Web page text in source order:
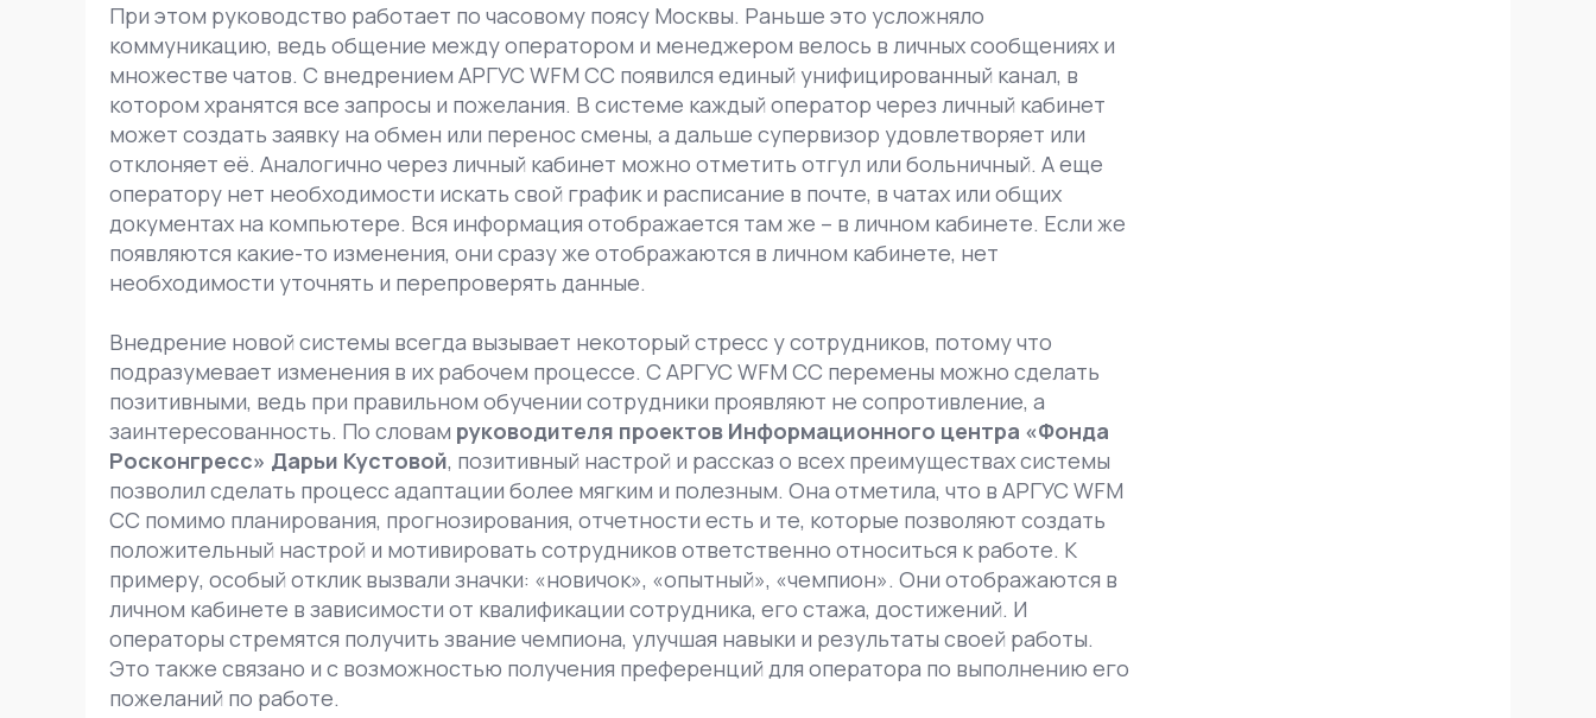
При этом руководство работает по часовому поясу Москвы. Раньше это усложняло
коммуникацию, ведь общение между оператором и менеджером велось в личных сообщениях и
множестве чатов. С внедрением АРГУС WFM CC появился единый унифицированный канал, в
котором хранятся все запросы и пожелания. В системе каждый оператор через личный кабинет
может создать заявку на обмен или перенос смены, а дальше супервизор удовлетворяет или
отклоняет её. Аналогично через личный кабинет можно отметить отгул или больничный. А еще
оператору нет необходимости искать свой график и расписание в почте, в чатах или общих
документах на компьютере. Вся информация отображается там же – в личном кабинете. Если же
появляются какие-то изменения, они сразу же отображаются в личном кабинете, нет
необходимости уточнять и перепроверять данные.
Внедрение новой системы всегда вызывает некоторый стресс у сотрудников, потому что
подразумевает изменения в их рабочем процессе. С АРГУС WFM CC перемены можно сделать
позитивными, ведь при правильном обучении сотрудники проявляют не сопротивление, а
заинтересованность. По словам руководителя проектов Информационного центра «Фонда
Росконгресс» Дарьи Кустовой, позитивный настрой и рассказ о всех преимуществах системы
позволил сделать процесс адаптации более мягким и полезным. Она отметила, что в АРГУС WFM
CC помимо планирования, прогнозирования, отчетности есть и те, которые позволяют создать
положительный настрой и мотивировать сотрудников ответственно относиться к работе. К
примеру, особый отклик вызвали значки: «новичок», «опытный», «чемпион». Они отображаются в
личном кабинете в зависимости от квалификации сотрудника, его стажа, достижений. И
операторы стремятся получить звание чемпиона, улучшая навыки и результаты своей работы.
Это также связано и с возможностью получения преференций для оператора по выполнению его
пожеланий по работе.